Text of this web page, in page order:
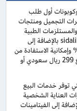
كوم 2026 الجديد وكوبونات أول طلب
التجميل ومنتجات
الطبية
ومنتجات العناية بالأم والطفل وغيرها على sidalih.com بالإضافة إلى
وتنزيلات على المنتجات المختارة حتى 50% وإمكانية الاستفادة من
توصيل مجاني داخل السعودية عند التسوق بمبلغ 299 ريال سعودي أو
توفر خدمات البيع
العناية الشخصية
إلى الفيتامينات